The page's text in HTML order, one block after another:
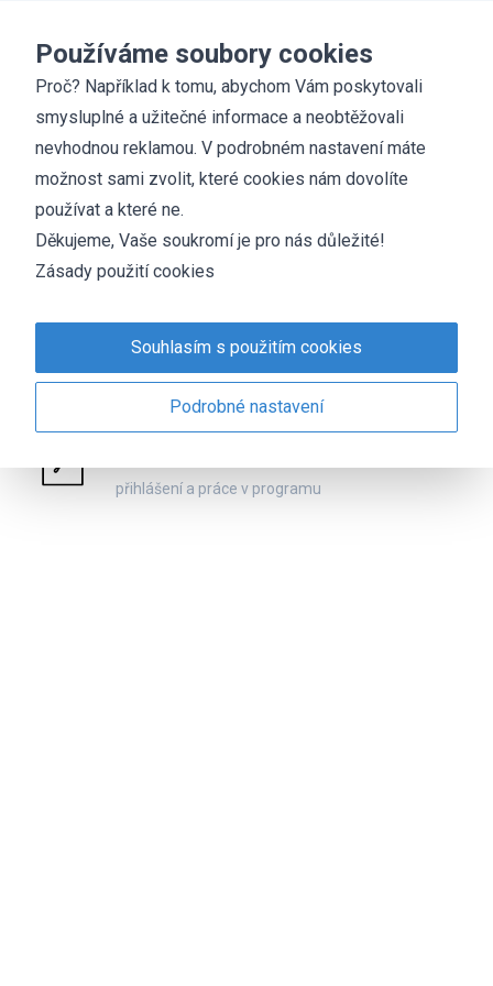
Základní škola
Program Bakaláři - komunikace mezi školou a rodinou
Aplikace umožňuje vzdáleně přistupovat k informacím
školy jak pro učitele, tak pro rodiče žáků.
aplikace pro iPhone
přístup přes web
přihlášení a práce v programu
Používáme soubory cookies
Proč? Například k tomu, abychom Vám poskytovali
smysluplné a užitečné informace a neobtěžovali
nevhodnou reklamou. V podrobném nastavení máte
možnost sami zvolit, které cookies nám dovolíte
používat a které ne.
Děkujeme, Vaše soukromí je pro nás důležité!
Zásady použití cookies
Souhlasím s použitím cookies
Podrobné nastavení